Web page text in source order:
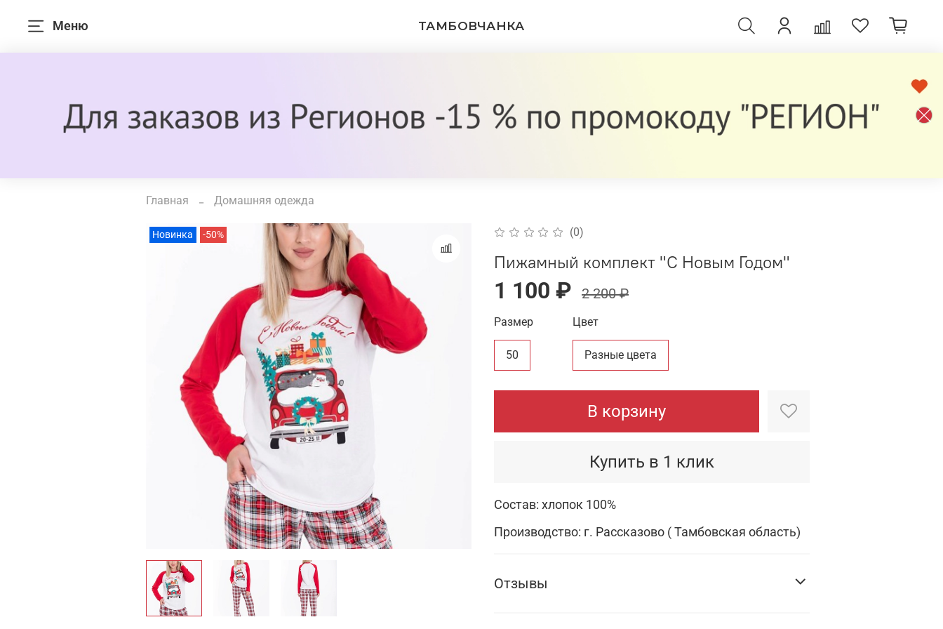
Меню ТАМБОВЧАНКА
Главная Домашняя одежда
Новинка -50% (0)
Пижамный комплект "С Новым Годом"
1 100 ₽ 2 200 ₽
В корзину
Купить в 1 клик
Размер
50
Цвет
Разные цвета
Состав: хлопок 100%
Производство: г. Рассказово ( Тамбовская область)
Отзывы